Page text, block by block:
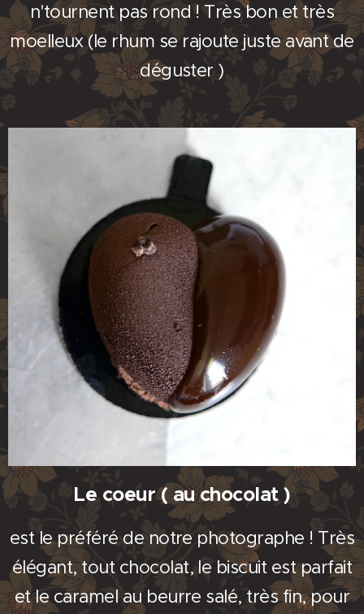
n'tournent pas rond ! Très bon et très
moelleux (le rhum se rajoute juste avant de
déguster )
Le coeur ( au chocolat )
est le préféré de notre photographe ! Très
élégant, tout chocolat, le biscuit est parfait
et le caramel au beurre salé, très fin, pour